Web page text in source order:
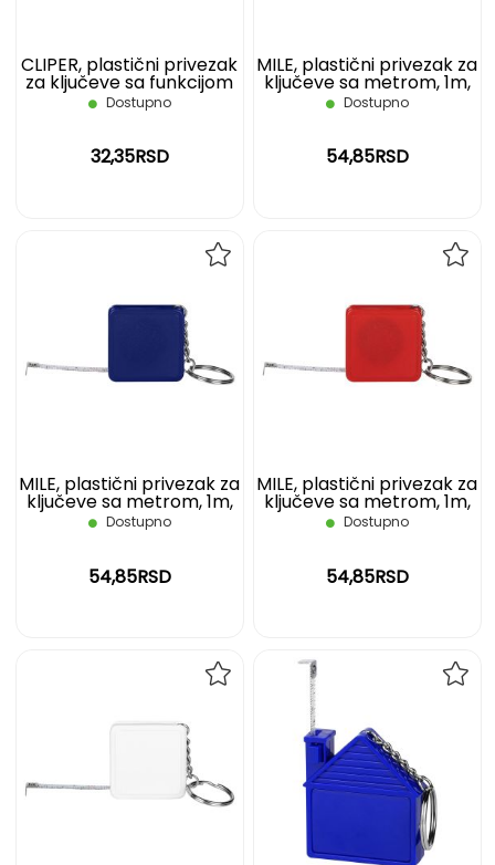
CLIPER, plastični privezak
za ključeve sa funkcijom
otvarača, plavi
Dostupno
32,35RSD
MILE, plastični privezak za
ključeve sa metrom, 1m,
crni
Dostupno
54,85RSD
MILE, plastični privezak za
ključeve sa metrom, 1m,
plavi
Dostupno
54,85RSD
MILE, plastični privezak za
ključeve sa metrom, 1m,
crveni
Dostupno
54,85RSD
LISTU